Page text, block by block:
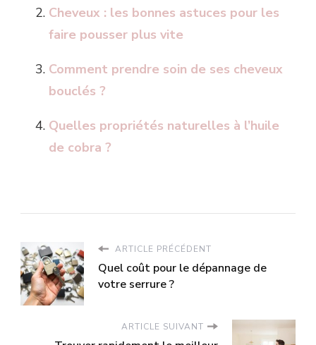
Cheveux : les bonnes astuces pour les
faire pousser plus vite
Comment prendre soin de ses cheveux
bouclés ?
Quelles propriétés naturelles à l’huile
de cobra ?
ARTICLE PRÉCÉDENT
Quel coût pour le dépannage de
votre serrure ?
ARTICLE SUIVANT